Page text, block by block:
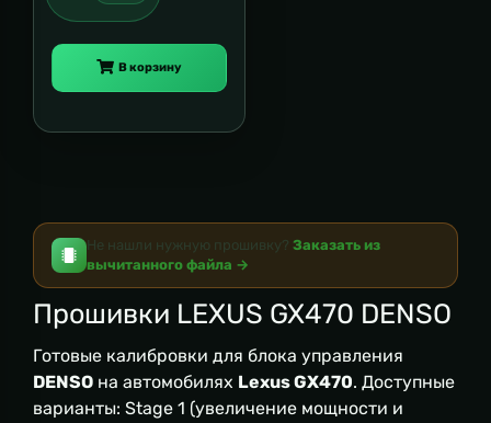
В корзину
Не нашли нужную прошивку? Заказать из
вычитанного файла →
Прошивки LEXUS GX470 DENSO
Готовые калибровки для блока управления
DENSO на автомобилях Lexus GX470. Доступные
варианты: Stage 1 (увеличение мощности и